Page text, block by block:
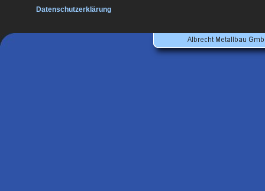
Datenschutzerklärung